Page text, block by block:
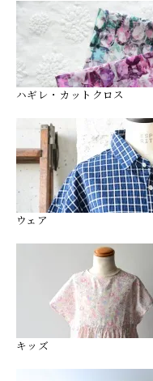
ハギレ・カットクロス
ウェア
キッズ